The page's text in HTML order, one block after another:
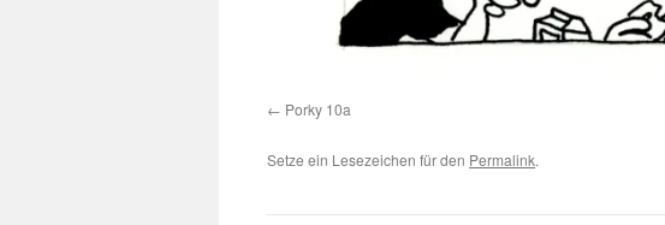
Porky 10a
Setze ein Lesezeichen für den Permalink.